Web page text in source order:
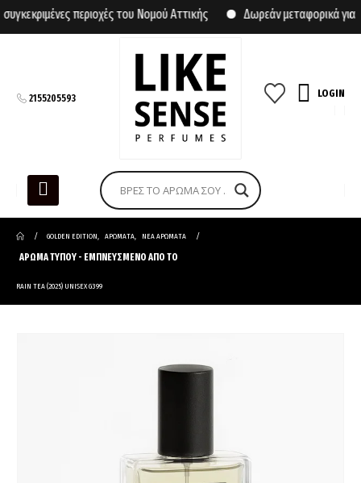
περιοχές του Νομού Αττικής Δωρεάν μεταφορικά για
2155205593 LOGIN
GOLDEN EDITION, ΑΡΩΜΑΤΑ, ΝΕΑ ΑΡΩΜΑΤΑ
ΑΡΩΜΑ ΤΥΠΟΥ - ΕΜΠΝΕΥΣΜΕΝΟ ΑΠΟ ΤΟ
RAIN TEA (2025) UNISEX G399